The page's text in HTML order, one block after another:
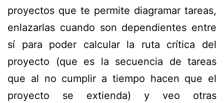
proyectos que te permite diagramar tareas,
enlazarlas cuando son dependientes entre
sí para poder calcular la ruta crítica del
proyecto (que es la secuencia de tareas
que al no cumplir a tiempo hacen que el
proyecto se extienda) y veo otras